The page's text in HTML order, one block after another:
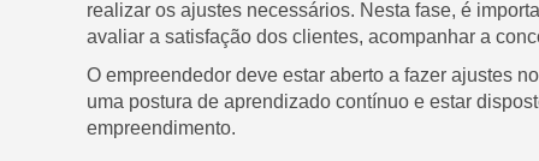
realizar os ajustes necessários. Nesta fase, é
avaliar a satisfação dos clientes, acompanhar a
O empreendedor deve estar aberto a fazer ajustes
uma postura de aprendizado contínuo e estar
empreendimento.